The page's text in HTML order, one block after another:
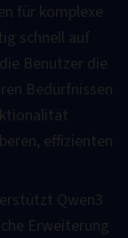
für komplexe
schnell auf
Benutzer die
Bedürfnissen
effizienten
Qwen3
Erweiterung